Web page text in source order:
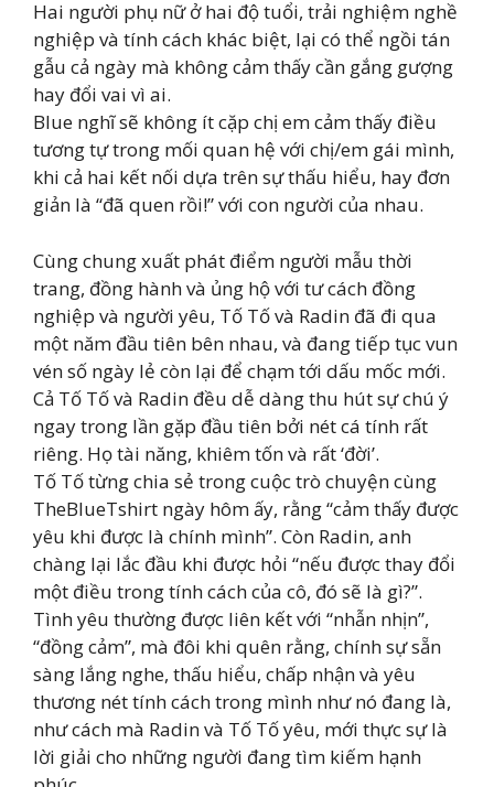
Hai người phụ nữ ở hai độ tuổi, trải nghiệm nghề
nghiệp và tính cách khác biệt, lại có thể ngồi tán
gẫu cả ngày mà không cảm thấy cần gắng gượng
hay đổi vai vì ai.
Blue nghĩ sẽ không ít cặp chị em cảm thấy điều
tương tự trong mối quan hệ với chị/em gái mình,
khi cả hai kết nối dựa trên sự thấu hiểu, hay đơn
giản là “đã quen rồi!” với con người của nhau.
Cùng chung xuất phát điểm người mẫu thời
trang, đồng hành và ủng hộ với tư cách đồng
nghiệp và người yêu, Tố Tố và Radin đã đi qua
một năm đầu tiên bên nhau, và đang tiếp tục vun
vén số ngày lẻ còn lại để chạm tới dấu mốc mới.
Cả Tố Tố và Radin đều dễ dàng thu hút sự chú ý
ngay trong lần gặp đầu tiên bởi nét cá tính rất
riêng. Họ tài năng, khiêm tốn và rất ‘đời’.
Tố Tố từng chia sẻ trong cuộc trò chuyện cùng
TheBlueTshirt ngày hôm ấy, rằng “cảm thấy được
yêu khi được là chính mình”. Còn Radin, anh
chàng lại lắc đầu khi được hỏi “nếu được thay đổi
một điều trong tính cách của cô, đó sẽ là gì?”.
Tình yêu thường được liên kết với “nhẫn nhịn”,
“đồng cảm”, mà đôi khi quên rằng, chính sự sẵn
sàng lắng nghe, thấu hiểu, chấp nhận và yêu
thương nét tính cách trong mình như nó đang là,
như cách mà Radin và Tố Tố yêu, mới thực sự là
lời giải cho những người đang tìm kiếm hạnh